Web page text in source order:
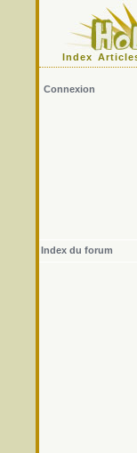
Index
Connexion
Index du forum